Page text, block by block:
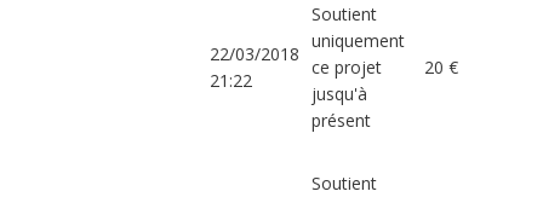
22/03/2018
21:22
Soutient
uniquement
ce projet
jusqu'à
présent
20 €
Soutient